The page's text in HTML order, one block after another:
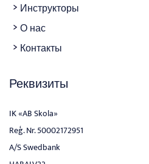
Инструкторы
О нас
Контакты
Реквизиты
IK «AB Skola»
Reģ. Nr. 50002172951
A/S Swedbank